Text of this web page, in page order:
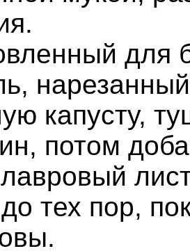
для
капусту,
потом
тех пор,